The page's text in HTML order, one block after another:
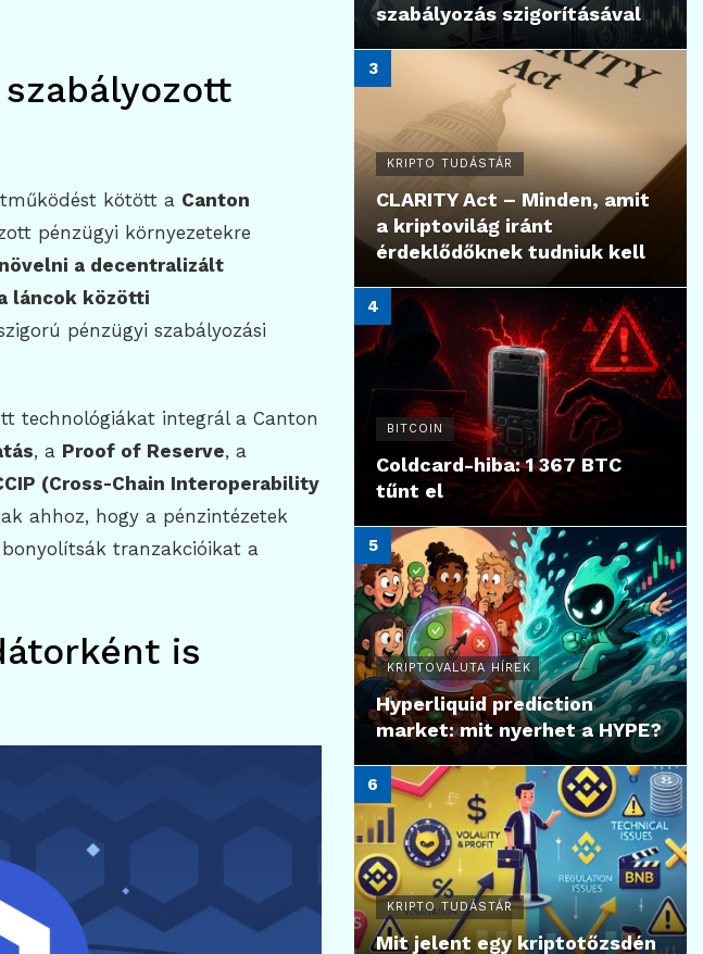
kötött a Canton
pénzügyi környezetekre
növelni a decentralizált
láncok közötti
pénzügyi szabályozási
technológiákat integrál a Canton
, a Proof of Reserve, a
(Cross-Chain Interoperability
ahhoz, hogy a pénzintézetek
bonyolítsák tranzakcióikat a
is
szabályozás szigorításával
KRIPTO TUDÁSTÁR
CLARITY Act – Minden, amit
a kriptovilág iránt
érdeklődőknek tudniuk kell
BITCOIN
Coldcard-hiba: 1 367 BTC
tűnt el
KRIPTOVALUTA HÍREK
Hyperliquid prediction
market: mit nyerhet a HYPE?
KRIPTO TUDÁSTÁR
Mit jelent egy kriptotőzsdén